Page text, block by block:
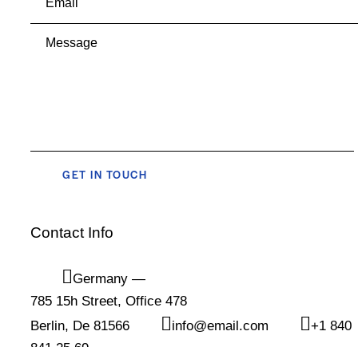
Contact Info
Germany —
785 15h Street, Office 478
Berlin, De 81566
info@email.com
+1 840